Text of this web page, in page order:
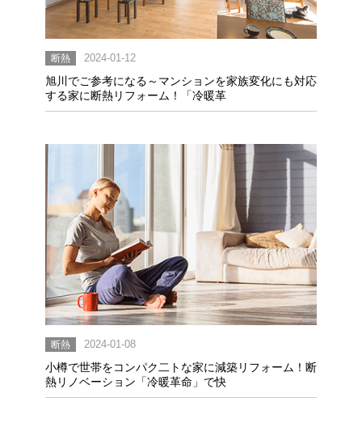
断熱 2024-01-12
旭川でご参考になる～マンションを家族変化にも対応
する家に断熱リフォーム！「冷暖革
断熱 2024-01-08
小樽で世帯をコンパク二トな家に減築リフォーム！断
熱リノベーション「冷暖革命」で快